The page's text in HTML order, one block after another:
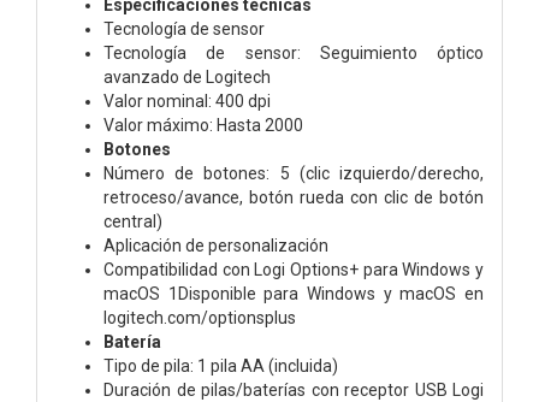
Especificaciones técnicas
Tecnología de sensor
Tecnología de sensor: Seguimiento óptico
avanzado de Logitech
Valor nominal: 400 dpi
Valor máximo: Hasta 2000
Botones
Número de botones: 5 (clic izquierdo/derecho,
retroceso/avance, botón rueda con clic de botón
central)
Aplicación de personalización
Compatibilidad con Logi Options+ para Windows y
macOS 1Disponible para Windows y macOS en
logitech.com/optionsplus
Batería
Tipo de pila: 1 pila AA (incluida)
Duración de pilas/baterías con receptor USB Logi